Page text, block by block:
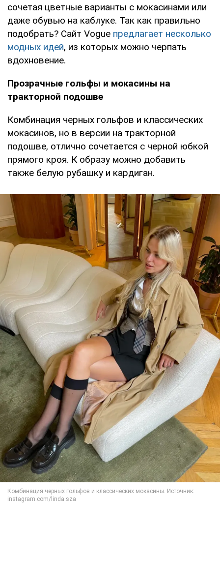
сочетая цветные варианты с мокасинами или
даже обувью на каблуке. Так как правильно
подобрать? Сайт Vogue предлагает несколько
модных идей, из которых можно черпать
вдохновение.
Прозрачные гольфы и мокасины на
тракторной подошве
Комбинация черных гольфов и классических
мокасинов, но в версии на тракторной
подошве, отлично сочетается с черной юбкой
прямого кроя. К образу можно добавить
также белую рубашку и кардиган.